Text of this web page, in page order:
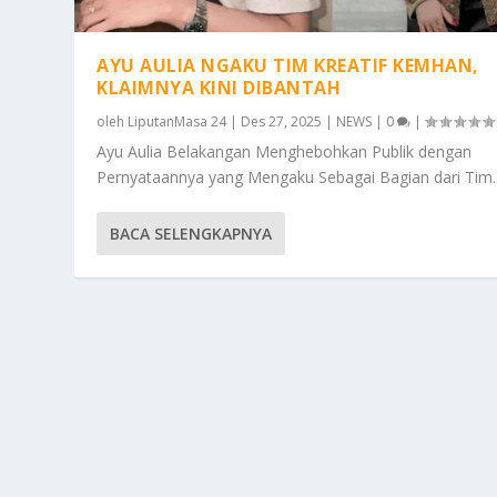
AYU AULIA NGAKU TIM KREATIF KEMHAN,
KLAIMNYA KINI DIBANTAH
oleh LiputanMasa 24| Des 27, 2025 | NEWS | 0 |
Ayu Aulia Belakangan Menghebohkan Publik dengan
Pernyataannya yang Mengaku Sebagai Bagian dari
BACA SELENGKAPNYA